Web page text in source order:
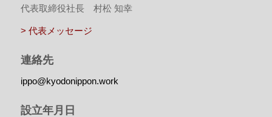
代表取締役社長 村松 知幸
> 代表メッセージ
連絡先
ippo@kyodonippon.work
設立年月日